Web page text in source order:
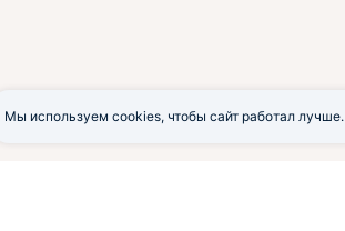
Мы используем cookies, чтобы сайт работал лучше.